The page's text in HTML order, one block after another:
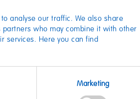
analyse our traffic. We also share
who may combine it with other
services. Here you can find
Marketing